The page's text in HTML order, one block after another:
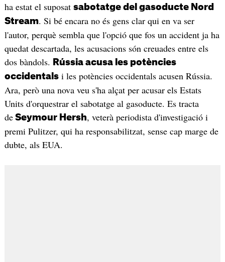
ha estat el suposat sabotatge del gasoducte Nord
Stream. Si bé encara no és gens clar qui en va ser
l'autor, perquè sembla que l'opció que fos un accident ja ha
quedat descartada, les acusacions són creuades entre els
dos bàndols.
Rússia acusa les potències
occidentalsi les potències occidentals acusen Rússia.
Ara, però una nova veu s'ha alçat per acusar els Estats
Units d'orquestrar el sabotatge al gasoducte. Es tracta
deSeymour Hersh, veterà periodista d'investigació i
premi Pulitzer, qui ha responsabilitzat, sense cap marge de
dubte, als EUA.